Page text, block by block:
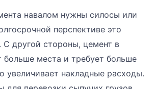
навалом нужны силосы или
перспективе это
С другой стороны, цемент в
больше места и требует больше
увеличивает накладные расходы.